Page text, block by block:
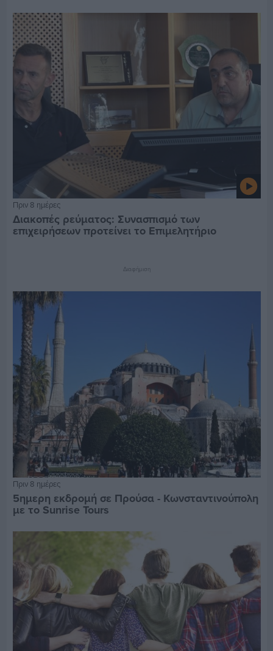
Πριν 8 ημέρες
Διακοπές ρεύματος: Συνασπισμό των
επιχειρήσεων προτείνει το Επιμελητήριο
Διαφήμιση
Πριν 8 ημέρες
5ημερη εκδρομή σε Προύσα - Κωνσταντινούπολη
με το Sunrise Tours